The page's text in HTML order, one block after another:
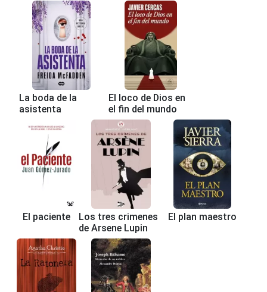
La boda de la
asistenta
El loco de Dios en
el fin del mundo
El paciente
Los tres crimenes
de Arsene Lupin
El plan maestro